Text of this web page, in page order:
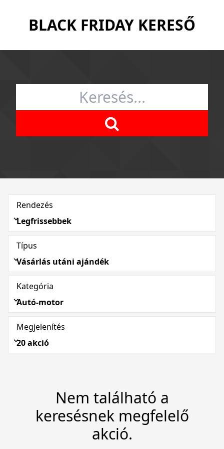
BLACK FRIDAY KERESŐ
Rendezés
Legfrissebbek
Típus
Vásárlás utáni ajándék
Kategória
Autó-motor
Megjelenítés
20 akció
Nem található a
keresésnek megfelelő
akció.